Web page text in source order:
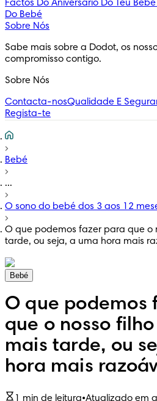
Factos Do Anivérsario Do Teu Bebé
Do Bebé
Sobre Nós
Sabe mais sobre a Dodot, os
compromisso contigo.
Sobre Nós
Contacta-nosQualidade E
Regista-te
Bebé
...
O sono do bebé dos 3 aos 12
O que podemos fazer para que o
tarde, ou seja, a uma hora mais
Bebé
O que podemos
que o nosso
mais tarde, ou
hora mais
1 min de leitura•Atualizado em